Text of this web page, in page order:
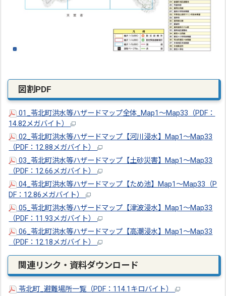
図割PDF
01_苓北町洪水等ハザードマップ全体_Map1～Map33（PDF：
14.82メガバイト）
02_苓北町洪水等ハザードマップ【河川浸水】Map1～Map33
（PDF：12.88メガバイト）
03_苓北町洪水等ハザードマップ【土砂災害】Map1～Map33
（PDF：12.66メガバイト）
04_苓北町洪水等ハザードマップ【ため池】Map1～Map33（P
DF：12.86メガバイト）
05_苓北町洪水等ハザードマップ【津波浸水】Map1～Map33
（PDF：11.93メガバイト）
06_苓北町洪水等ハザードマップ【高潮浸水】Map1～Map33
（PDF：12.18メガバイト）
関連リンク・資料ダウンロード
苓北町_避難場所一覧（PDF：114.1キロバイト）